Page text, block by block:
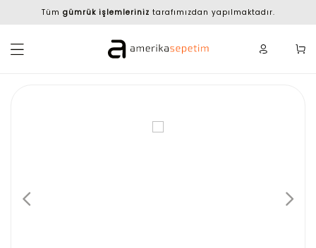
Tüm gümrük işlemleriniz tarafımızdan yapılmaktadır.